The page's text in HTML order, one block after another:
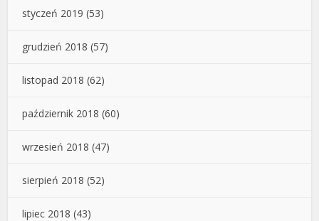
styczeń 2019 (53)
grudzień 2018 (57)
listopad 2018 (62)
październik 2018 (60)
wrzesień 2018 (47)
sierpień 2018 (52)
lipiec 2018 (43)